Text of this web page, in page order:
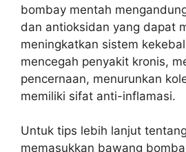
bombay mentah
dan antioksidan yang dapat
meningkatkan sistem
mencegah penyakit kronis,
pencernaan, menurunkan
memiliki sifat anti-inflamasi.
Untuk tips lebih lanjut
memasukkan bawang